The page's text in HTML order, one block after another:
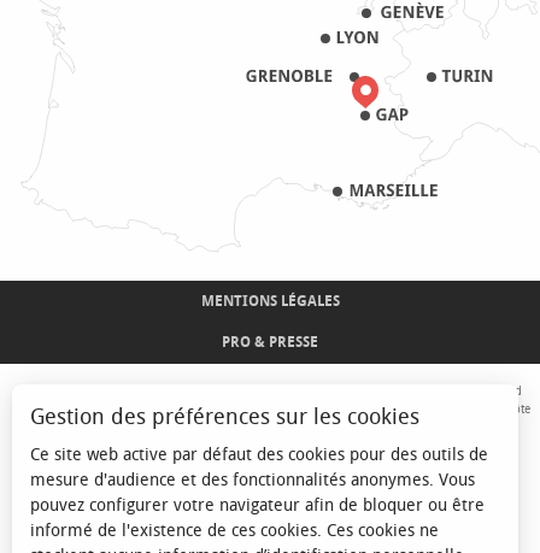
MENTIONS LÉGALES
PRO & PRESSE
Avec le concours de l'Union Européenne. L'Europe s'engage sur le Massif Alpin avec le fond
Européen de Développement Régional. Co-financé par le Conseil Régional Provence-Alpes-Côte
d'Azur et l'Etat, Commissariat Général des Territoires - FNADT - CIMA
Gestion des préférences sur les cookies
Ce site web active par défaut des cookies pour des outils de
mesure d'audience et des fonctionnalités anonymes. Vous
pouvez configurer votre navigateur afin de bloquer ou être
informé de l'existence de ces cookies. Ces cookies ne